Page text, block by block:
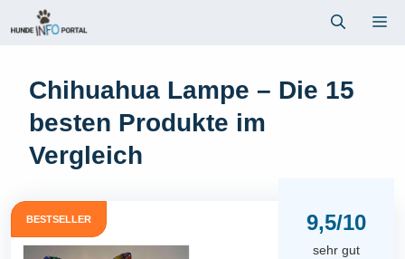
Inhalt
Chihuahua Lampe – Die 15
besten Produkte im
Vergleich
BESTSELLER 9,5/10
sehr gut